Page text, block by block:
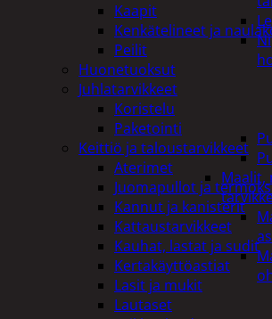
Maalit,
Kaapit
Kenkätelineet ja
Peilit
Huonetuoksut
Juhlatarvikkeet
Koristelu
Paketointi
Keittiö ja taloustarvikkeet
Aterimet
Juomapullot ja
Kannut ja kanisterit
Kattaustarvikkeet
Kauhat, lastat ja sudit
Kertakäyttöastiat
Lasit ja mukit
Lautaset